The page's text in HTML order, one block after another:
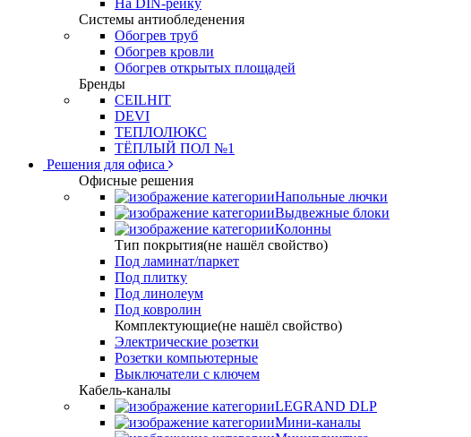
На DIN-рейку
Системы антиобледенения
Обогрев труб
Обогрев кровли
Обогрев открытых площадей
Бренды
CEILHIT
DEVI
ТЕПЛОЛЮКС
ТЁПЛЫЙ ПОЛ №1
Решения для офиса
Офисные решения
Напольные лючки
Выдвежные блоки
Колонны
Тип покрытия(не нашёл свойство)
Под ламинат/паркет
Под плитку
Под линолеум
Под ковролин
Комплектующие(не нашёл свойство)
Электрические розетки
Розетки компьютерные
Выключатели с ключем
Кабель-каналы
LEGRAND DLP
Мини-каналы